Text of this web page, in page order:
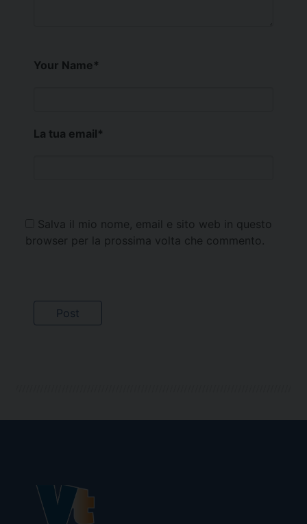
Your Name*
La tua email*
Salva il mio nome, email e sito web in questo
browser per la prossima volta che commento.